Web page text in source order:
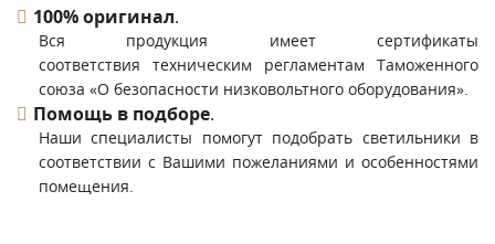
100% оригинал.
Вся продукция имеет сертификаты
соответствия техническим регламентам Таможенного
союза «О безопасности низковольтного оборудования».
Помощь в подборе.
Наши специалисты помогут подобрать светильники в
соответствии с Вашими пожеланиями и особенностями
помещения.